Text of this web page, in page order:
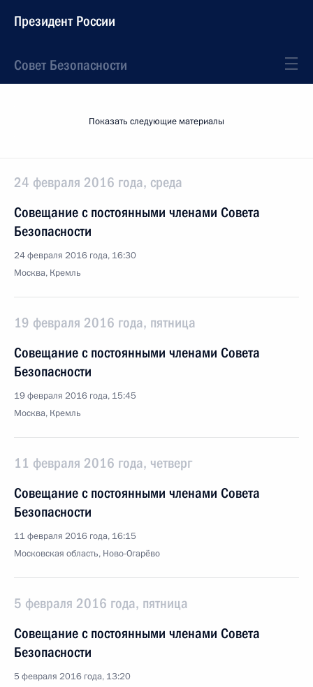
Президент России
Совет Безопасности
Показать следующие материалы
24 февраля 2016 года, среда
Совещание с постоянными членами Совета
Безопасности
24 февраля 2016 года, 16:30
Москва, Кремль
19 февраля 2016 года, пятница
Совещание с постоянными членами Совета
Безопасности
19 февраля 2016 года, 15:45
Москва, Кремль
11 февраля 2016 года, четверг
Совещание с постоянными членами Совета
Безопасности
11 февраля 2016 года, 16:15
Московская область, Ново-Огарёво
5 февраля 2016 года, пятница
Совещание с постоянными членами Совета
Безопасности
5 февраля 2016 года, 13:20